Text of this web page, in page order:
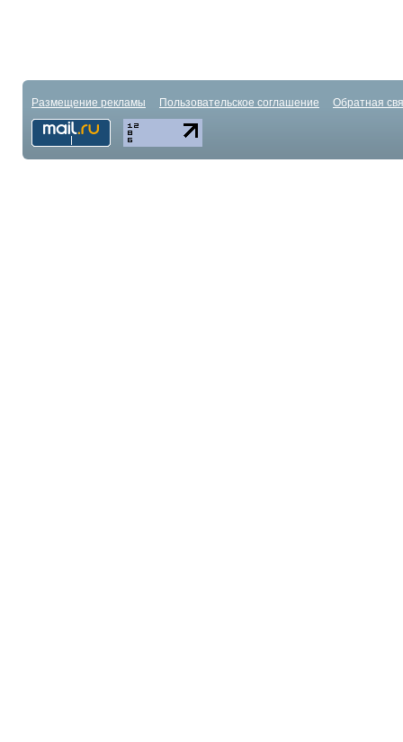
Размещение рекламы Пользовательское соглашение Обратная